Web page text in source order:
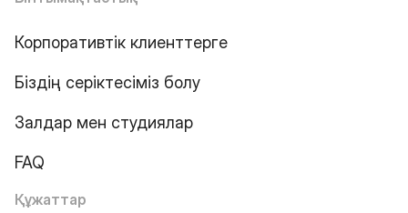
Корпоративтік клиенттерге
Біздің серіктесіміз болу
Залдар мен студиялар
FAQ
Құжаттар